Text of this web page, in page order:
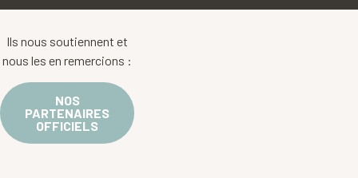
Ils nous soutiennent et
nous les en remercions :
NOS
PARTENAIRES
OFFICIELS